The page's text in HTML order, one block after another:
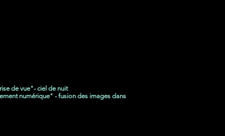
de vue"- ciel de nuit
numérique" - fusion des images dans